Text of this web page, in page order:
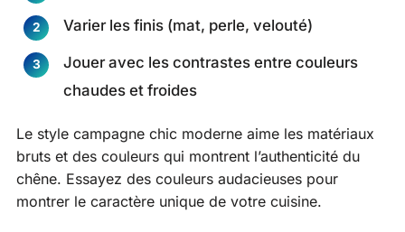
Varier les finis (mat, perle, velouté)
Jouer avec les contrastes entre couleurs
chaudes et froides
Le style campagne chic moderne aime les matériaux
bruts et des couleurs qui montrent l’authenticité du
chêne. Essayez des couleurs audacieuses pour
montrer le caractère unique de votre cuisine.